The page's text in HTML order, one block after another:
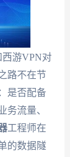
西游VPN对
路不在节
是否配备
务流量、
工程师在
的数据隧